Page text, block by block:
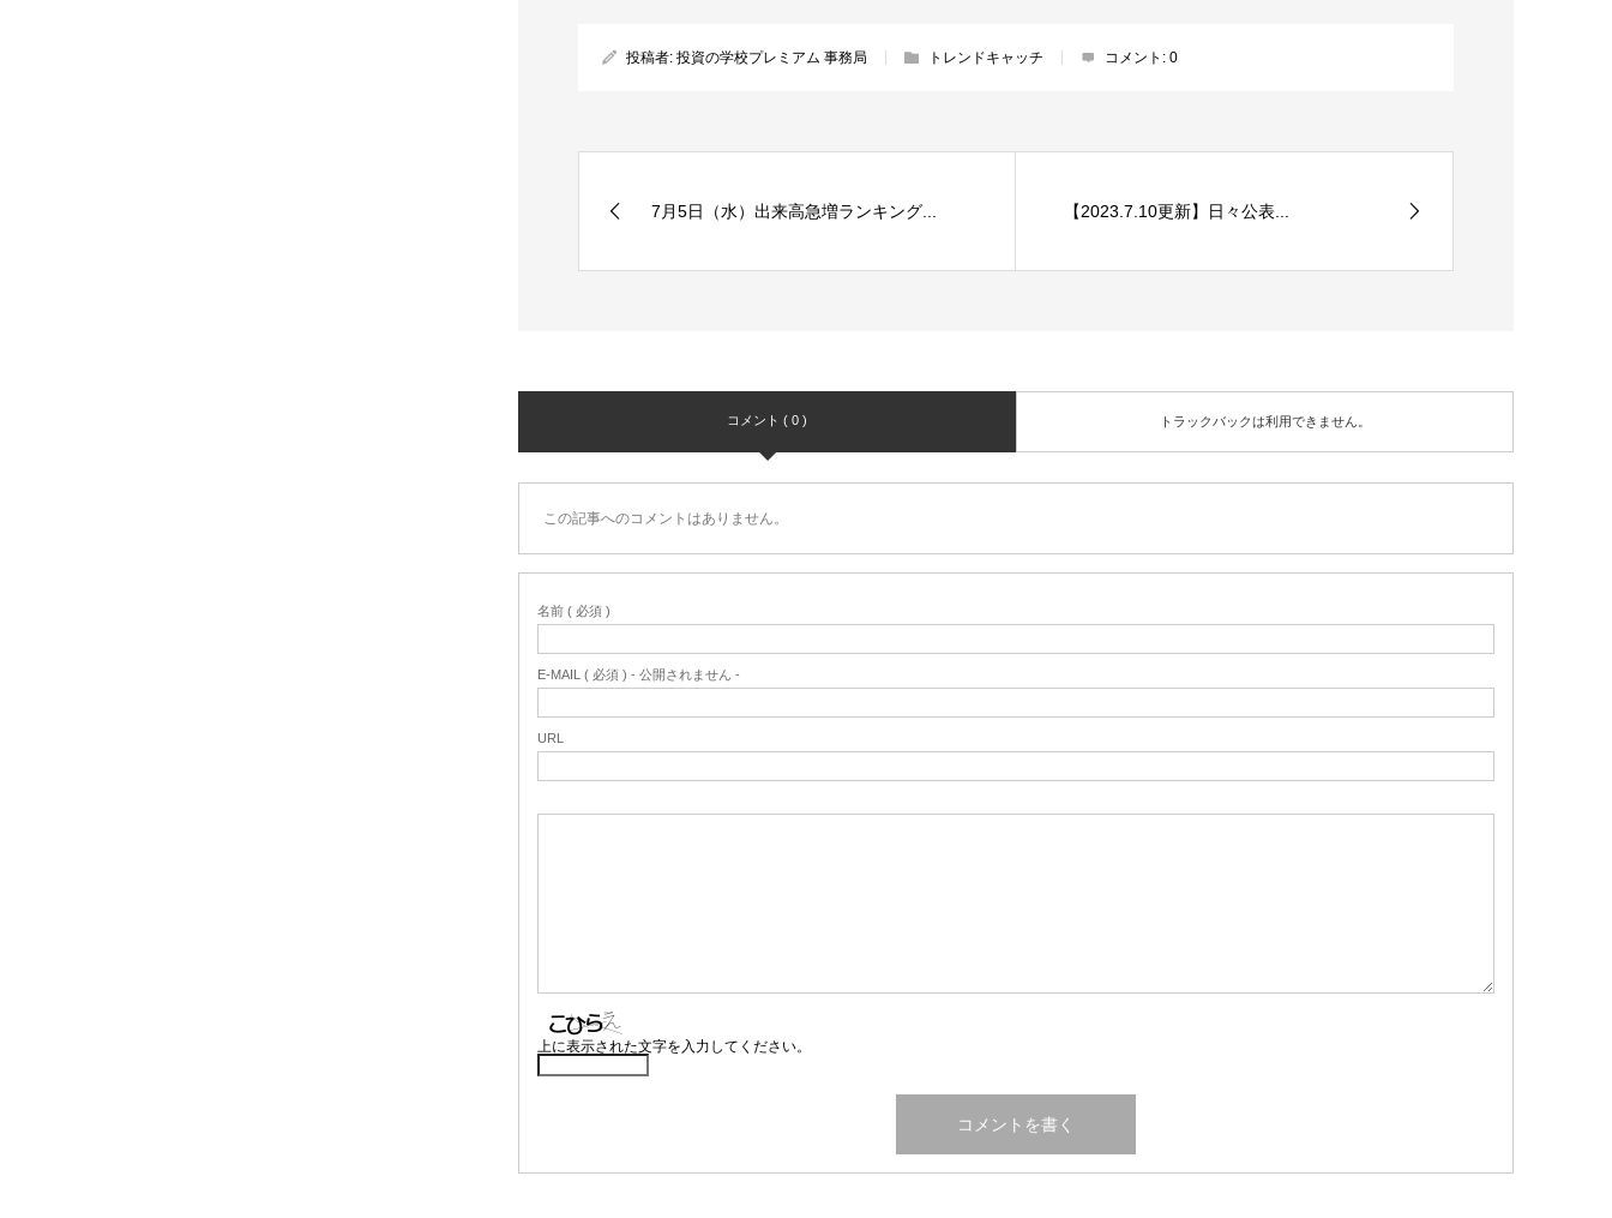
投稿者:投資の学校プレミアム 事務局 トレンドキャッチ コメント:0
7月5日（水）出来高急増ランキング... 【2023.7.10更新】日々公表...
コメント ( 0 ) トラックバックは利用できません。
この記事へのコメントはありません。
名前 ( 必須 )
E-MAIL ( 必須 ) - 公開されません -
URL
上に表示された文字を入力してください。